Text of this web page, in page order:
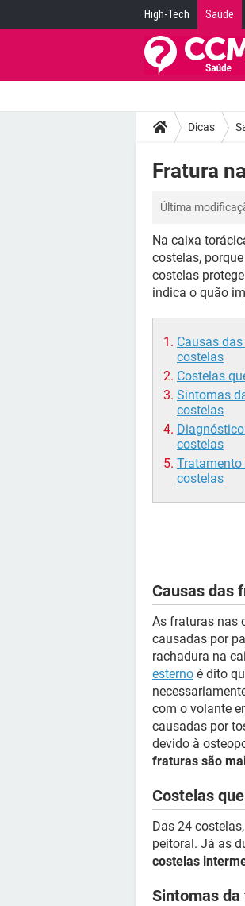
High-Tech Saúde
Dicas
Fratura
Última
Na caixa
costelas,
costelas
indica o quão
Causas
costelas
Costelas
Sintomas
costelas
costelas
costelas
Causas das
As fraturas nas
causadas por
rachadura na
esterno é dito
com o volante
causadas por
devido à
fraturas são
Costelas
Das 24
peitoral. Já as
costelas
Sintomas